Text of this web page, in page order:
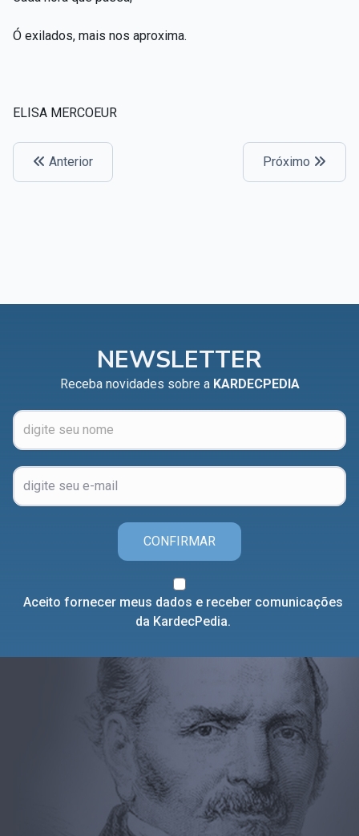
Ó exilados, mais nos aproxima.
ELISA MERCOEUR
Anterior Próximo
NEWSLETTER
Receba novidades sobre a KARDECPEDIA
CONFIRMAR
Aceito fornecer meus dados e receber comunicações
da KardecPedia.